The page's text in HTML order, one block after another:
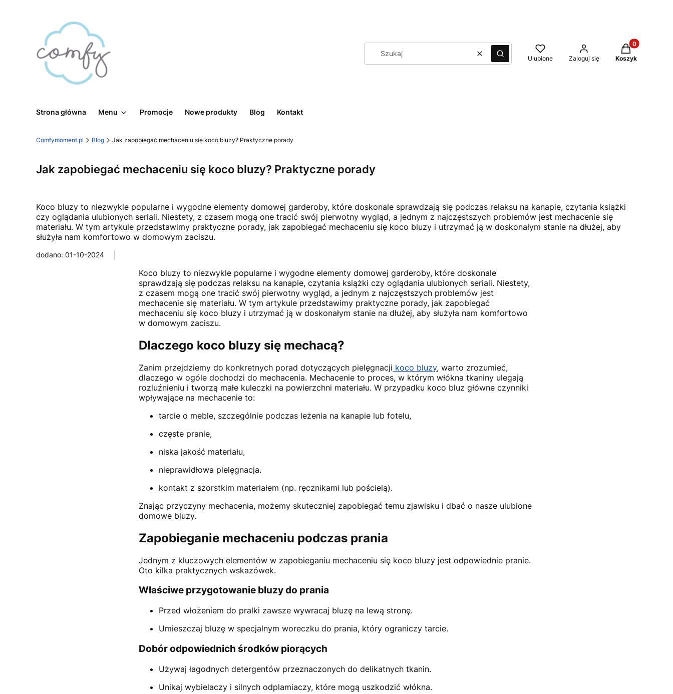
WyczyśćSzukaj Ulubione Zaloguj się
Produkty w
Koszyk
Strona główna Menu Promocje Nowe produkty Blog Kontakt
Comfymoment.pl Blog Jak zapobiegać mechaceniu się koco bluzy? Praktyczne porady
Jak zapobiegać mechaceniu się koco bluzy? Praktyczne porady
Koco bluzy to niezwykle popularne i wygodne elementy domowej garderoby, które doskonale sprawdzają się podczas relaksu na kanapie, czytania książki
czy oglądania ulubionych seriali. Niestety, z czasem mogą one tracić swój pierwotny wygląd, a jednym z najczęstszych problemów jest mechacenie się
materiału. W tym artykule przedstawimy praktyczne porady, jak zapobiegać mechaceniu się koco bluzy i utrzymać ją w doskonałym stanie na dłużej, aby
służyła nam komfortowo w domowym zaciszu.
dodano: 01-10-2024
Koco bluzy to niezwykle popularne i wygodne elementy domowej garderoby, które doskonale
sprawdzają się podczas relaksu na kanapie, czytania książki czy oglądania ulubionych seriali. Niestety,
z czasem mogą one tracić swój pierwotny wygląd, a jednym z najczęstszych problemów jest
mechacenie się materiału. W tym artykule przedstawimy praktyczne porady, jak zapobiegać
mechaceniu się koco bluzy i utrzymać ją w doskonałym stanie na dłużej, aby służyła nam komfortowo
w domowym zaciszu.
Dlaczego koco bluzy się mechacą?
Zanim przejdziemy do konkretnych porad dotyczących pielęgnacji koco bluzy, warto zrozumieć,
dlaczego w ogóle dochodzi do mechacenia. Mechacenie to proces, w którym włókna tkaniny ulegają
rozluźnieniu i tworzą małe kuleczki na powierzchni materiału. W przypadku koco bluz główne czynniki
wpływające na mechacenie to:
tarcie o meble, szczególnie podczas leżenia na kanapie lub fotelu,
częste pranie,
niska jakość materiału,
nieprawidłowa pielęgnacja.
kontakt z szorstkim materiałem (np. ręcznikami lub pościelą).
Znając przyczyny mechacenia, możemy skuteczniej zapobiegać temu zjawisku i dbać o nasze ulubione
domowe bluzy.
Zapobieganie mechaceniu podczas prania
Jednym z kluczowych elementów w zapobieganiu mechaceniu się koco bluzy jest odpowiednie pranie.
Oto kilka praktycznych wskazówek.
Właściwe przygotowanie bluzy do prania
Przed włożeniem do pralki zawsze wywracaj bluzę na lewą stronę.
Umieszczaj bluzę w specjalnym woreczku do prania, który ograniczy tarcie.
Dobór odpowiednich środków piorących
Używaj łagodnych detergentów przeznaczonych do delikatnych tkanin.
Unikaj wybielaczy i silnych odplamiaczy, które mogą uszkodzić włókna.